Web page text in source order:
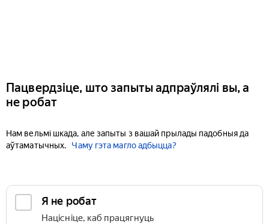
Пацвердзіце, што запыты адпраўлялі вы, а
не робат
Нам вельмі шкада, але запыты з вашай прылады падобныя да
аўтаматычных.
Чаму гэта магло адбыцца?
Я не робат
Націсніце, каб працягнуць